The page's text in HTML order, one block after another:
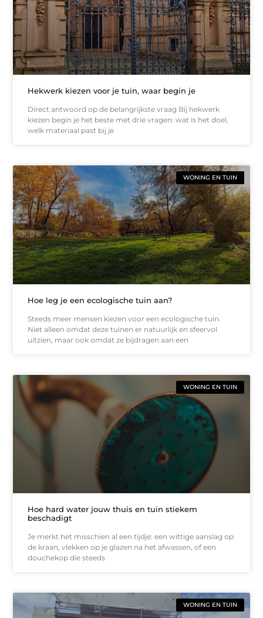
Hekwerk kiezen voor je tuin, waar begin je
Direct antwoord op de belangrijkste vraag Bij hekwerk
kiezen begin je het beste met drie vragen: wat is het doel,
welk materiaal past bij je
WONING EN TUIN
Hoe leg je een ecologische tuin aan?
Steeds meer mensen kiezen voor een ecologische tuin.
Niet alleen omdat deze tuinen er natuurlijk en sfeervol
uitzien, maar ook omdat ze bijdragen aan een
WONING EN TUIN
Hoe hard water jouw thuis en tuin stiekem
beschadigt
Je merkt het misschien al een tijdje: een wittige aanslag op
de kraan, vlekken op je glazen na het afwassen, of een
douchekop die steeds
WONING EN TUIN